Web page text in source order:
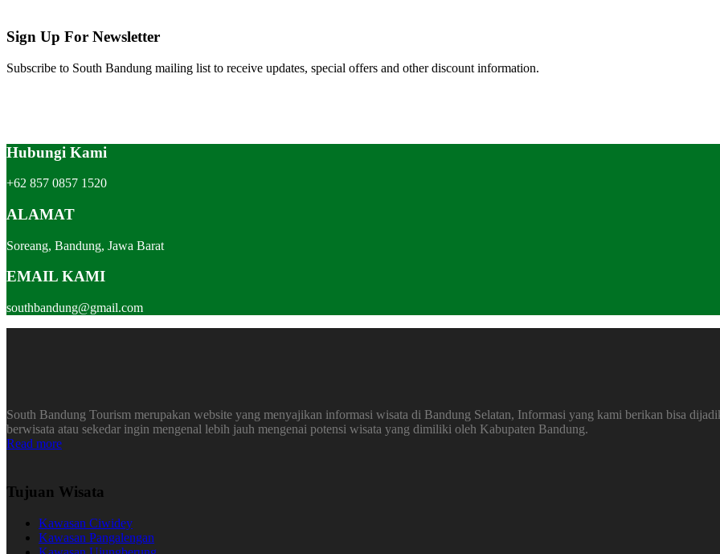
Sign Up For Newsletter
Subscribe to South Bandung mailing list to receive updates, special offers and other discount information.
Hubungi Kami
+62 857 0857 1520
ALAMAT
Soreang, Bandung, Jawa Barat
EMAIL KAMI
southbandung@gmail.com
South Bandung Tourism merupakan website yang menyajikan informasi wisata di Bandung Selatan, Informasi yang kami berikan bisa
berwisata atau sekedar ingin mengenal lebih jauh mengenai potensi wisata yang dimiliki oleh Kabupaten Bandung.
Read more
Tujuan Wisata
Kawasan Ciwidey
Kawasan Pangalengan